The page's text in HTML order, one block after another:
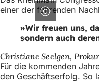
einer der führenden
Wir freuen uns,
sondern auch
Christiane Seelgen,
Für die kommenden
den Geschäftserfolg. So